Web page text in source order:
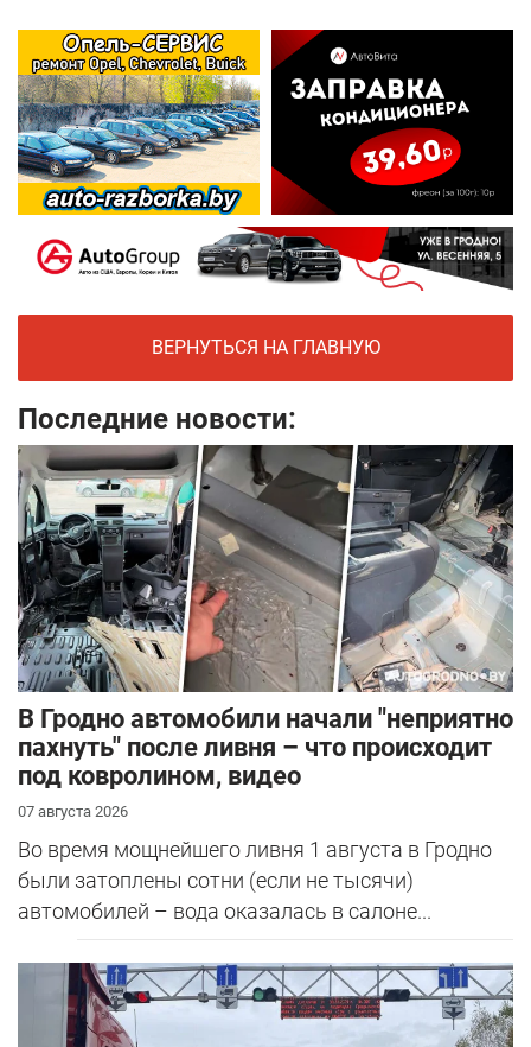
ВЕРНУТЬСЯ НА ГЛАВНУЮ
Последние новости:
В Гродно автомобили начали "неприятно
пахнуть" после ливня – что происходит
под ковролином, видео
07 августа 2026
Во время мощнейшего ливня 1 августа в Гродно
были затоплены сотни (если не тысячи)
автомобилей – вода оказалась в салоне...